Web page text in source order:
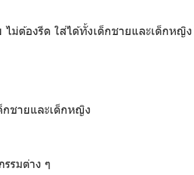
ม่ต้องรีด ใส่ได้ทั้งเด็กชายและเด็กห
ชายและเด็กหญิง
รมต่าง ๆ